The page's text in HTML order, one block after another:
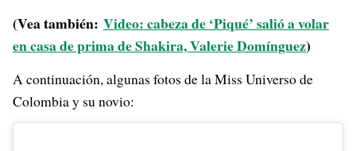
(Vea también: Video: cabeza de ‘Piqué’ salió a volar
en casa de prima de Shakira, Valerie Domínguez)
A continuación, algunas fotos de la Miss Universo de
Colombia y su novio: